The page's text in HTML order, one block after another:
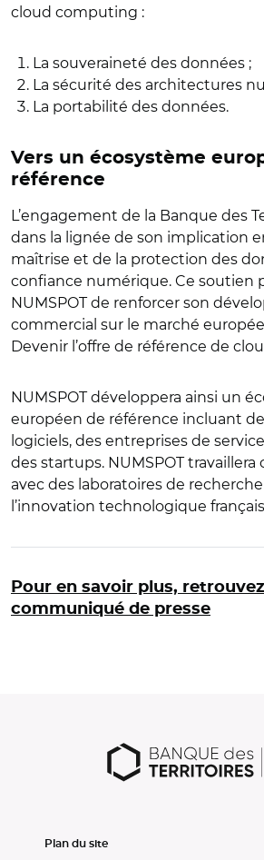
cloud computing :
La souveraineté des données ;
La sécurité des architectures
La portabilité des données.
Vers un écosystème
référence
L’engagement de la Banque des
dans la lignée de son implication
maîtrise et de la protection des
confiance numérique. Ce soutien
NUMSPOT de renforcer son
commercial sur le marché
Devenir l’offre de référence de
NUMSPOT développera ainsi un
européen de référence incluant
logiciels, des entreprises de
des startups. NUMSPOT
avec des laboratoires de
l’innovation technologique
Pour en savoir plus,
communiqué de presse
Plan du site